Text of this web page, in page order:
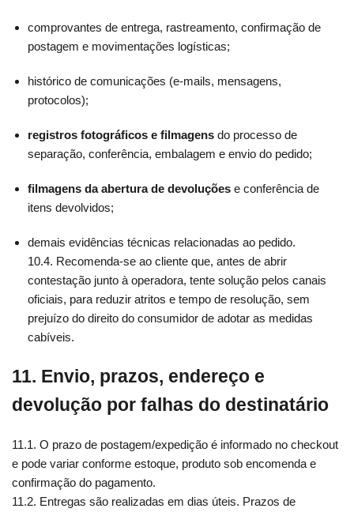
comprovantes de entrega, rastreamento, confirmação de
postagem e movimentações logísticas;
histórico de comunicações (e-mails, mensagens,
protocolos);
registros fotográficos e filmagens do processo de
separação, conferência, embalagem e envio do pedido;
filmagens da abertura de devoluções e conferência de
itens devolvidos;
demais evidências técnicas relacionadas ao pedido.
10.4. Recomenda-se ao cliente que, antes de abrir
contestação junto à operadora, tente solução pelos canais
oficiais, para reduzir atritos e tempo de resolução, sem
prejuízo do direito do consumidor de adotar as medidas
cabíveis.
11. Envio, prazos, endereço e
devolução por falhas do destinatário
11.1. O prazo de postagem/expedição é informado no checkout
e pode variar conforme estoque, produto sob encomenda e
confirmação do pagamento.
11.2. Entregas são realizadas em dias úteis. Prazos de